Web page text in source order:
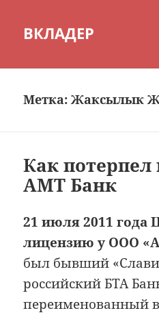
ВКЛАДЕР
Метка:Жаксылык
Как
АМТ Банк
21 июля 2011 года
лицензию у ООО
был бывший
российский БТА
переименованный